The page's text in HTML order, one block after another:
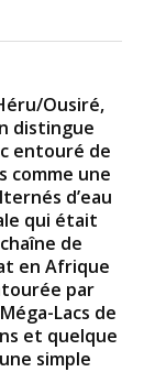
Ousiré,
distingue
entouré de
comme une
d’eau
qui était
de
en Afrique
par
Lacs de
et quelque
simple